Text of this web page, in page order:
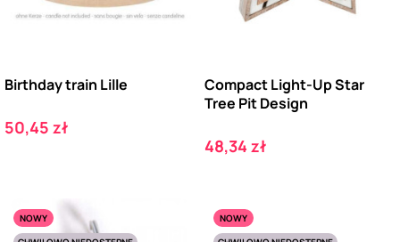
Birthday train Lille
Cena
50,45 zł
Compact Light-Up Star
Tree Pit Design
Cena
48,34 zł
NOWY
NOWY